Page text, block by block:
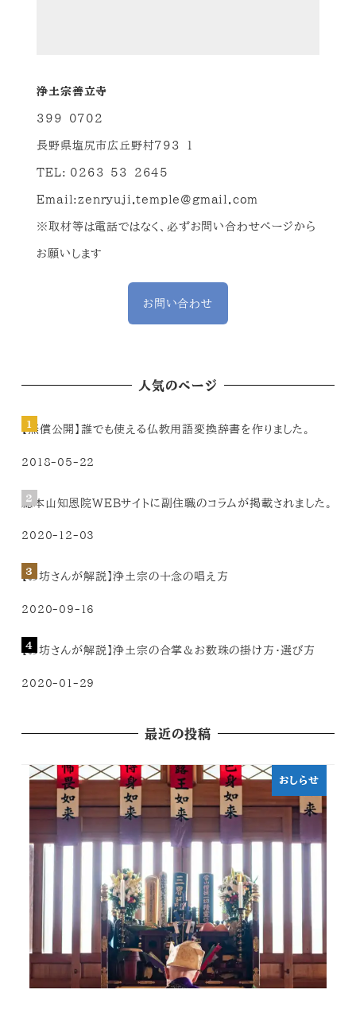
浄土宗善立寺
399-0702
長野県塩尻市広丘野村793-1
TEL: 0263-53-2645
Email:zenryuji.temple@gmail.com
※取材等は電話ではなく、必ずお問い合わせページから
お願いします
お問い合わせ
人気のページ
【無償公開】誰でも使える仏教用語変換辞書を作りました。
2018-05-22
総本山知恩院WEBサイトに副住職のコラムが掲載されました。
2020-12-03
【お坊さんが解説】浄土宗の十念の唱え方
2020-09-16
【お坊さんが解説】浄土宗の合掌＆お数珠の掛け方・選び方
2020-01-29
最近の投稿
おしらせ